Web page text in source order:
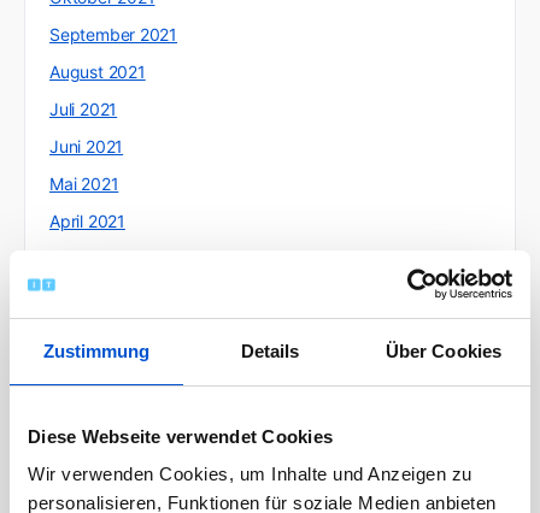
Zustimmung Details Über Cookies
Diese Webseite verwendet Cookies
Wir verwenden Cookies, um Inhalte und Anzeigen zu
personalisieren, Funktionen für soziale Medien anbieten
September 2021
August 2021
Juli 2021
Juni 2021
Mai 2021
April 2021
Februar 2021
Oktober 2020
September 2020